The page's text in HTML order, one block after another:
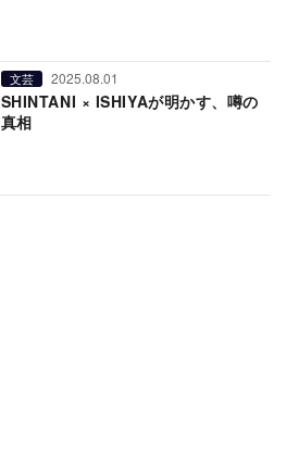
文芸 2025.08.01
SHINTANI × ISHIYAが明かす、噂の
真相